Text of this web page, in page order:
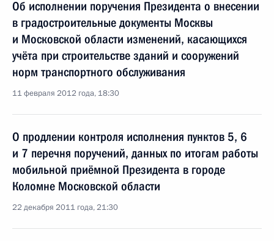
Об исполнении поручения Президента о внесении
в градостроительные документы Москвы
и Московской области изменений, касающихся
учёта при строительстве зданий и сооружений
норм транспортного обслуживания
11 февраля 2012 года, 18:30
О продлении контроля исполнения пунктов 5, 6
и 7 перечня поручений, данных по итогам работы
мобильной приёмной Президента в городе
Коломне Московской области
22 декабря 2011 года, 21:30